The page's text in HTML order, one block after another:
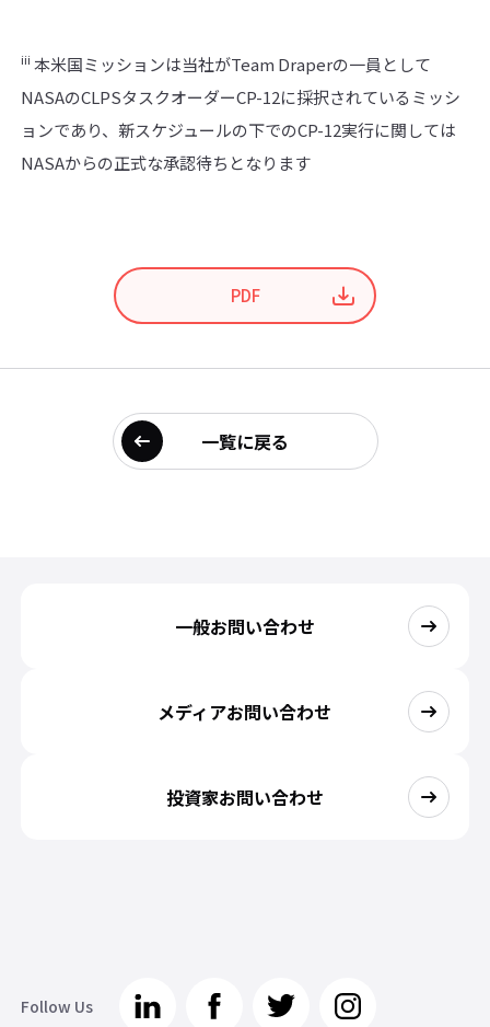
iii 本米国ミッションは当社がTeam Draperの一員として
NASAのCLPSタスクオーダーCP-12に採択されているミッシ
ョンであり、新スケジュールの下でのCP-12実行に関しては
NASAからの正式な承認待ちとなります
PDF
一覧に戻る
一般お問い合わせ
メディアお問い合わせ
投資家お問い合わせ
Follow Us